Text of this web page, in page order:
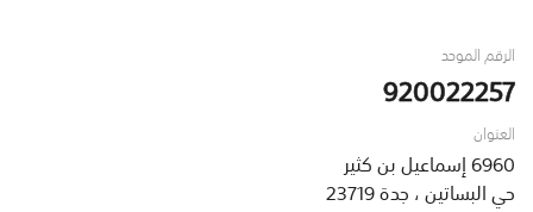
الرقم الموحد
920022257
العنوان
6960 إسماعيل بن كثير
حي البساتين ، جدة 23719